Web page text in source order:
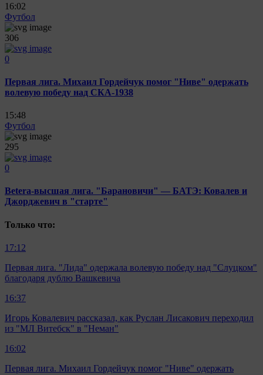
16:02
Футбол
306
0
Первая лига. Михаил Гордейчук помог "Ниве" одержать
волевую победу над СКА-1938
15:48
Футбол
295
0
Betera-высшая лига. "Барановичи" — БАТЭ: Ковалев и
Джорджевич в "старте"
Только что:
17:12
Первая лига. "Лида" одержала волевую победу над "Слуцком"
благодаря дублю Вашкевича
16:37
Игорь Ковалевич рассказал, как Руслан Лисакович переходил
из "МЛ Витебск" в "Неман"
16:02
Первая лига. Михаил Гордейчук помог "Ниве" одержать